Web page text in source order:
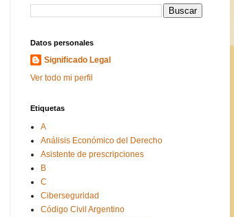
Datos personales
Significado Legal
Ver todo mi perfil
Etiquetas
A
Análisis Económico del Derecho
Asistente de prescripciones
B
C
Ciberseguridad
Código Civil Argentino